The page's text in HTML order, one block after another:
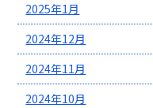
2025年1月
2024年12月
2024年11月
2024年10月